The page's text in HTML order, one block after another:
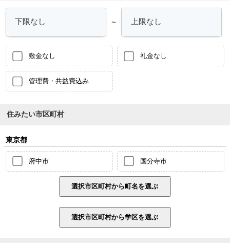
～
敷金なし 礼金なし
管理費・共益費込み
住みたい市区町村
東京都
府中市 国分寺市